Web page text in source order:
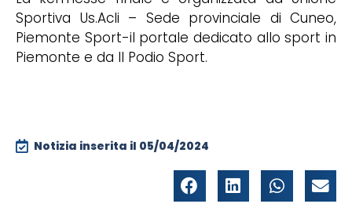
Sportiva Us.Acli – Sede provinciale di Cuneo,
Piemonte Sport-il portale dedicato allo sport in
Piemonte e da Il Podio Sport.
Notizia inserita il 05/04/2024